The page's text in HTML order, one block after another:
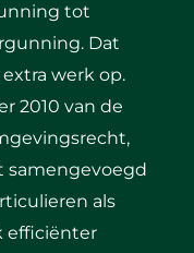
tot
Dat
werk op.
2010 van de
samengevoegd
als
efficiënter